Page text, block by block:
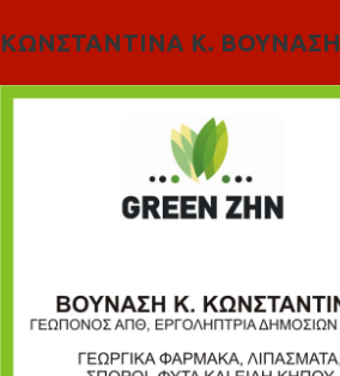
ΚΩΝΣΤΑΝΤΙΝΑ Κ. ΒΟΥΝΑΣΗ